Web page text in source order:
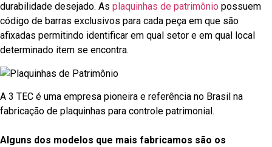
durabilidade desejado. As plaquinhas de patrimônio possuem
código de barras exclusivos para cada peça em que são
afixadas permitindo identificar em qual setor e em qual local
determinado item se encontra.
A 3 TEC é uma empresa pioneira e referência no Brasil na
fabricação de plaquinhas para controle patrimonial.
Alguns dos modelos que mais fabricamos são os